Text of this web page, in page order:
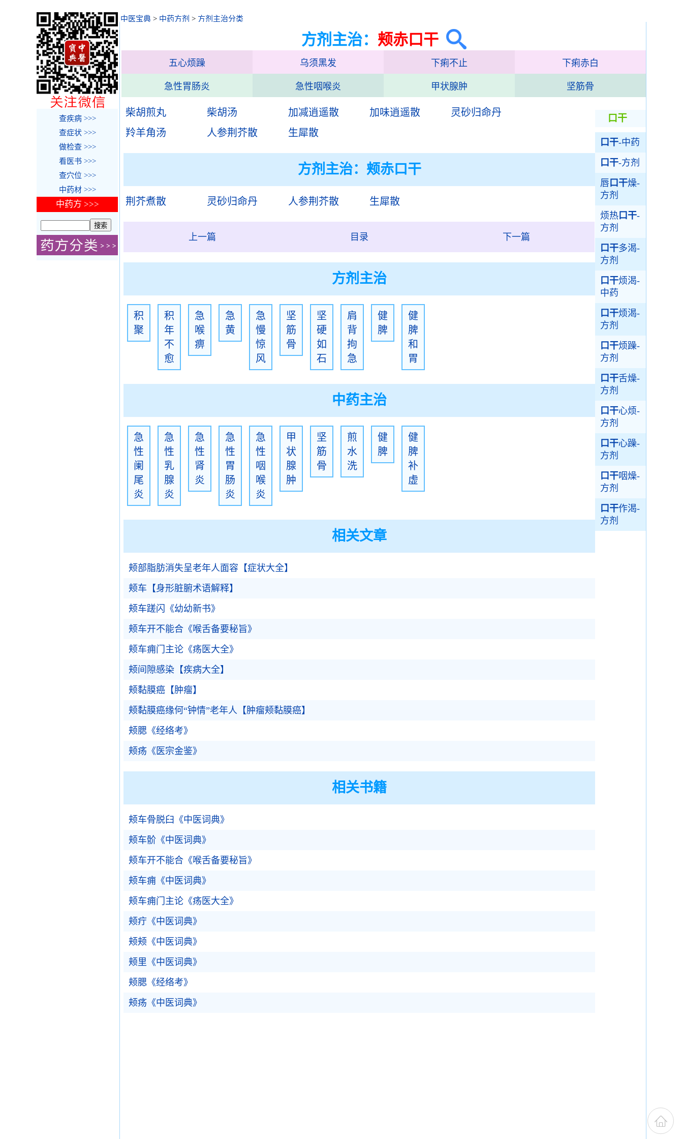
中医宝典 > 中药方剂 > 方剂主治分类
方剂主治： 颊赤口干
五心烦躁 乌须黑发 下痢不止 下痢赤白
急性胃肠炎 急性咽喉炎 甲状腺肿 坚筋骨
口干
口干-中药
口干-方剂
唇 口干燥-
方剂
烦热 口干-
方剂
口干多渴-
方剂
口干烦渴-
中药
口干烦渴-
方剂
口干烦躁-
方剂
口干舌燥-
方剂
口干心烦-
方剂
口干心躁-
方剂
口干咽燥-
方剂
口干作渴-
方剂
柴胡煎丸 柴胡汤 加减逍遥散 加味逍遥散
灵砂归命丹
羚羊角汤
人参荆芥散 生犀散
方剂主治： 颊赤口干
荆芥煮散 灵砂归命丹 人参荆芥散 生犀散
上一篇 目录 下一篇
方剂主治
积
聚
积
年
不
愈
急
喉
痹
急
黄
急
慢
惊
风
坚
筋
骨
坚
硬
如
石
肩
背
拘
急
健
脾
健
脾
和
胃
中药主治
急
性
阑
尾
炎
急
性
乳
腺
炎
急
性
肾
炎
急
性
胃
肠
炎
急
性
咽
喉
炎
甲
状
腺
肿
坚
筋
骨
煎
水
洗
健
脾
健
脾
补
虚
相关文章
颊部脂肪消失呈老年人面容【症状大全】
颊车【身形脏腑术语解释】
颊车蹉闪《幼幼新书》
颊车开不能合《喉舌备要秘旨》
颊车痈门主论《疡医大全》
颊间隙感染【疾病大全】
颊黏膜癌【肿瘤】
颊黏膜癌缘何“钟情”老年人【肿瘤颊黏膜癌】
颊腮《经络考》
颊疡《医宗金鉴》
相关书籍
颊车骨脱臼《中医词典》
颊车骱《中医词典》
颊车开不能合《喉舌备要秘旨》
颊车痈《中医词典》
颊车痈门主论《疡医大全》
颊疔《中医词典》
颊颊《中医词典》
颊里《中医词典》
颊腮《经络考》
颊疡《中医词典》
查疾病 >>>
查症状 >>>
做检查 >>>
看医书 >>>
查穴位 >>>
中药材 >>>
中药方 >>>